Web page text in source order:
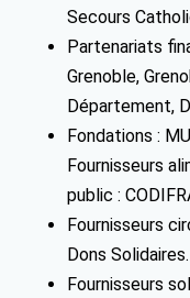
Secours
Partenariats
Grenoble,
Département,
Fondations :
Fournisseurs
public :
Fournisseurs
Dons Solidaires.
Fournisseurs